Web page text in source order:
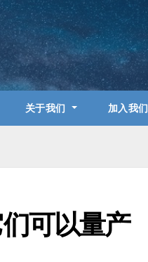
关于我们 加入我们
可以量产